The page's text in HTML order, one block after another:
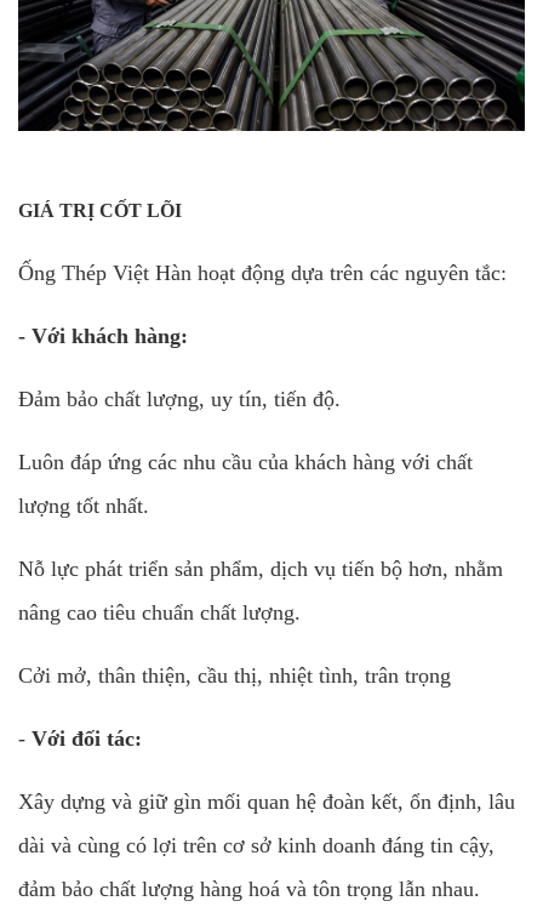
GIÁ TRỊ CỐT LÕI
Ống Thép Việt Hàn hoạt động dựa trên các nguyên tắc:
- Với khách hàng:
Đảm bảo chất lượng, uy tín, tiến độ.
Luôn đáp ứng các nhu cầu của khách hàng với chất
lượng tốt nhất.
Nỗ lực phát triển sản phẩm, dịch vụ tiến bộ hơn, nhằm
nâng cao tiêu chuẩn chất lượng.
Cởi mở, thân thiện, cầu thị, nhiệt tình, trân trọng
- Với đối tác:
Xây dựng và giữ gìn mối quan hệ đoàn kết, ổn định, lâu
dài và cùng có lợi trên cơ sở kinh doanh đáng tin cậy,
đảm bảo chất lượng hàng hoá và tôn trọng lẫn nhau.